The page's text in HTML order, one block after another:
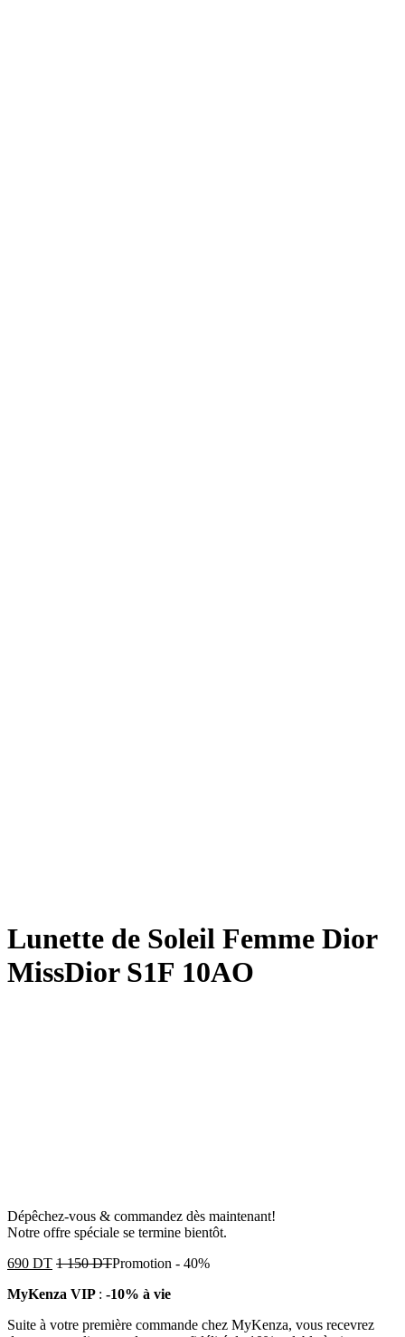
Lunette de Soleil Femme Dior
MissDior S1F 10AO
Dépêchez-vous & commandez dès maintenant!
Notre offre spéciale se termine bientôt.
690 DT 1 150DTPromotion - 40%
MyKenza VIP : -10% à vie
Suite à votre première commande chez MyKenza, vous recevrez